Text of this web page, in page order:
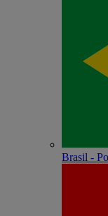
Brasil -